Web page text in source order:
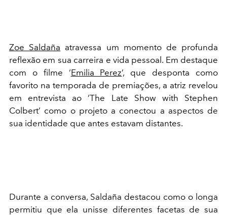
Zoe Saldaña atravessa um momento de profunda
reflexão em sua carreira e vida pessoal. Em destaque
com o filme ‘Emilia Perez’, que desponta como
favorito na temporada de premiações, a atriz revelou
em entrevista ao ‘The Late Show with Stephen
Colbert’ como o projeto a conectou a aspectos de
sua identidade que antes estavam distantes.
Durante a conversa, Saldaña destacou como o longa
permitiu que ela unisse diferentes facetas de sua